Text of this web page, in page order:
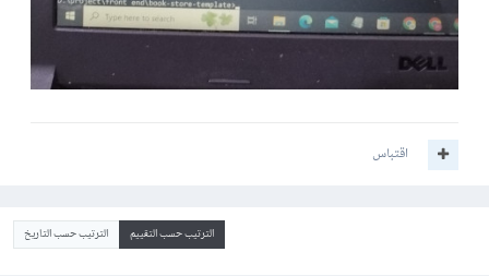
اقتباس
الترتيب حسب التقييم الترتيب حسب التاريخ